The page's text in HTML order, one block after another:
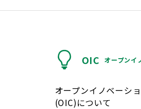
OIC オープンイ
オープンイノベーシ
(OIC)について